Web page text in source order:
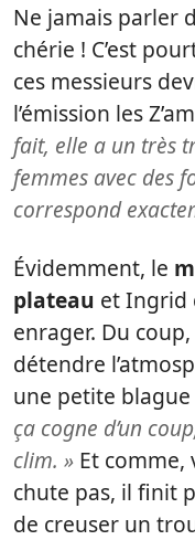
Ne jamais parler
chérie ! C’est
ces messieurs
l’émission les
fait, elle a un très
femmes avec des
correspond
Évidemment, le
plateau et Ingrid
enrager. Du
détendre
une petite blague
ça cogne d’un
clim. » Et comme,
chute pas, il finit
de creuser un